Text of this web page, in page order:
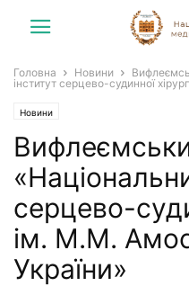
Головна Новини
інститут серцево-судинної
Новини
серцево-
ім. М.М.
України»